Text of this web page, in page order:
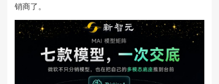
销商了。